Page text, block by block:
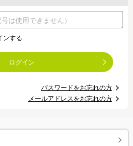
ンする
ログイン
パスワードをお忘れの方
メールアドレスをお忘れの方